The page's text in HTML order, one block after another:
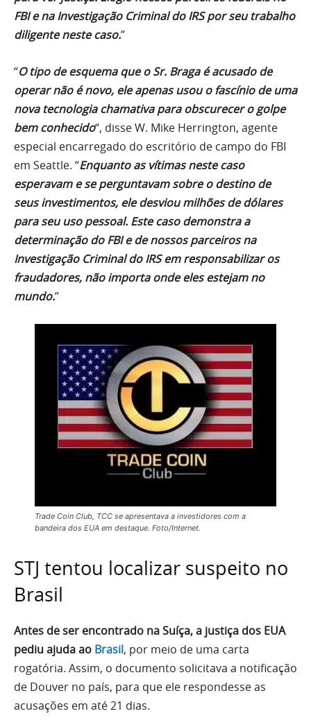
FBI e na Investigação Criminal do IRS por seu trabalho
diligente neste caso.”
“O tipo de esquema que o Sr. Braga é acusado de
operar não é novo, ele apenas usou o fascínio de uma
nova tecnologia chamativa para obscurecer o golpe
bem conhecido“, disse W. Mike Herrington, agente
especial encarregado do escritório de campo do FBI
em Seattle. “Enquanto as vítimas neste caso
esperavam e se perguntavam sobre o destino de
seus investimentos, ele desviou milhões de dólares
para seu uso pessoal. Este caso demonstra a
determinação do FBI e de nossos parceiros na
Investigação Criminal do IRS em responsabilizar os
fraudadores, não importa onde eles estejam no
mundo.”
Trade Coin Club, TCC se apresentava a investidores com a
bandeira dos EUA em destaque. Foto/Internet.
STJ tentou localizar suspeito no
Brasil
Antes de ser encontrado na Suíça, a justiça dos EUA
pediu ajuda ao Brasil, por meio de uma carta
rogatória. Assim, o documento solicitava a notificação
de Douver no país, para que ele respondesse as
acusações em até 21 dias.